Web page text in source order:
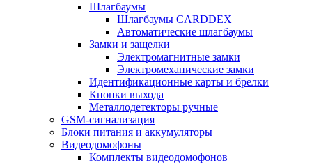
Шлагбаумы
Шлагбаумы CARDDEX
Автоматические шлагбаумы
Замки и защелки
Электромагнитные замки
Электромеханические замки
Идентификационные карты и брелки
Кнопки выхода
Металлодетекторы ручные
GSM-сигнализация
Блоки питания и аккумуляторы
Видеодомофоны
Комплекты видеодомофонов